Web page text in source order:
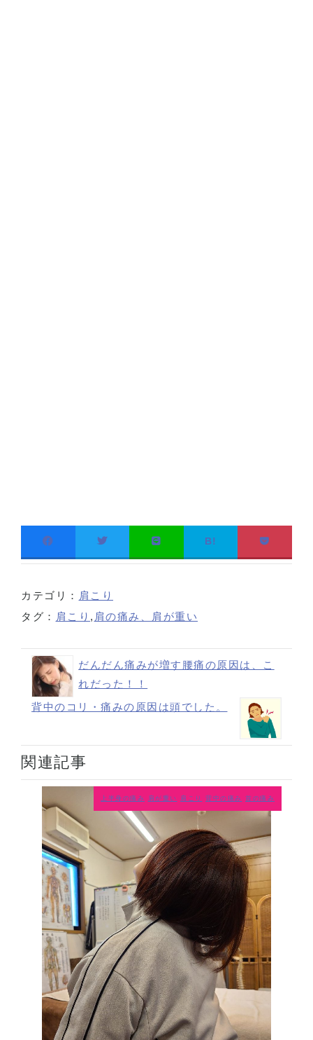
B!
カテゴリ： 肩こり
タグ： 肩こり , 肩の痛み、肩が重い
だんだん痛みが増す腰痛の原因は、こ
れだった！！
背中のコリ・痛みの原因は頭でした。
関連記事
上半身の痛み 肩が重い 肩こり 背中の痛み 首の痛み